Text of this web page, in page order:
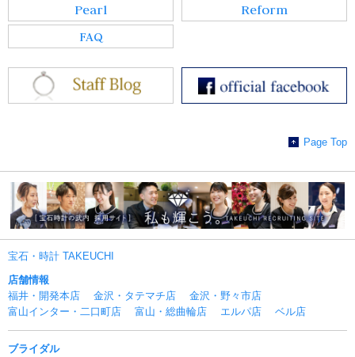
Pearl
Reform
FAQ
Page Top
宝石・時計 TAKEUCHI
店舗情報
福井・開発本店
金沢・タテマチ店
金沢・野々市店
富山インター・二口町店
富山・総曲輪店 エルパ店 ベル店
ブライダル